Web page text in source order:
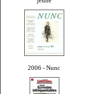
2006 - Nunc